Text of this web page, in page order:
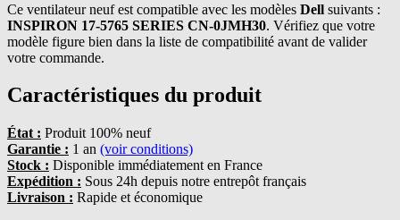
Ce ventilateur neuf est compatible avec les modèles Dell suivants :
INSPIRON 17-5765 SERIES CN-0JMH30. Vérifiez que votre
modèle figure bien dans la liste de compatibilité avant de valider
votre commande.
Caractéristiques du produit
État : Produit 100% neuf
Garantie : 1 an (voir conditions)
Stock : Disponible immédiatement en France
Expédition : Sous 24h depuis notre entrepôt français
Livraison : Rapide et économique